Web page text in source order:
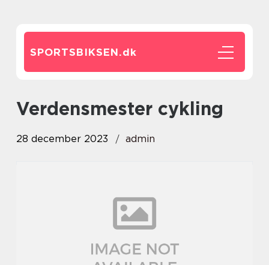
SPORTSBIKSEN.dk
verdensmester cykling
28 december 2023 admin